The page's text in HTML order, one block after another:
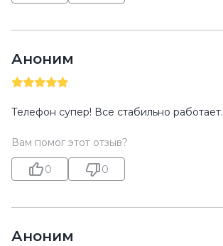
Аноним
Телефон супер! Все стабильно работает.
Вам помог этот отзыв?
0 0
Аноним